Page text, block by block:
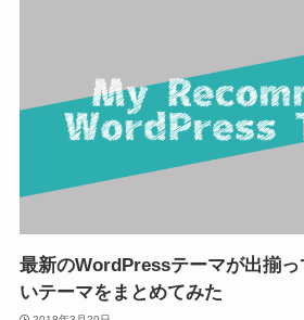
最新のWordPressテーマが出揃
いテーマをまとめてみた